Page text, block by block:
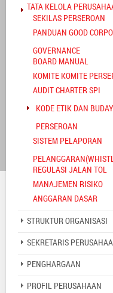
TATA KELOLA
SEKILAS PERSEROAN
PANDUAN GOOD
GOVERNANCE
BOARD MANUAL
KOMITE KOMITE
AUDIT CHARTER SPI
KODE ETIK DAN
PERSEROAN
SISTEM PELAPORAN
REGULASI JALAN TOL
MANAJEMEN RISIKO
ANGGARAN DASAR
STRUKTUR ORGANISASI
SEKRETARIS
PENGHARGAAN
PROFIL PERUSAHAAN